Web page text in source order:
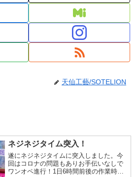
天仙工藝/SOTELION
ネジネジタイム突入！
遂にネジネジタイムに突入しました。今
回はコロナの問題もありお手伝いなしで
ワンオペ進行！1日6時間前後の作業時間